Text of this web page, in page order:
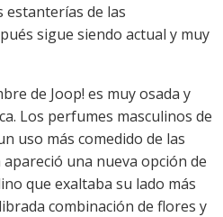
estanterías de las
sigue siendo actual y muy
de Joop! es muy osada y
Los perfumes masculinos de
uso más comedido de las
una nueva opción de
que exaltaba su lado más
combinación de flores y